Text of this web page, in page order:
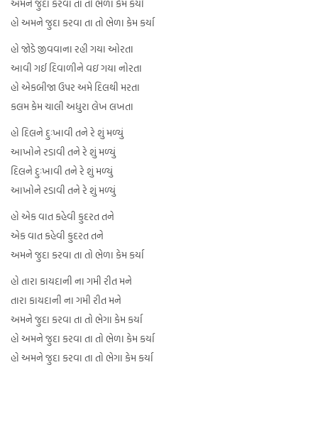
અમને જુદા કરવા તા તો ભેળા કેમ કર્યા
હો અમને જુદા કરવા તા તો ભેળા કેમ કર્યા
હો જોડે જીવવાના રહી ગયા ઓરતા
આવી ગઈ દિવાળીને વઇ ગયા નોરતા
હો એકબીજા ઉપર અમે દિલથી મરતા
કલમ કેમ ચાલી અધુરા લેખ લખતા
હો દિલને દુઃખાવી તને રે શું મળ્યું
આખોને રડાવી તને રે શું મળ્યું
દિલને દુઃખાવી તને રે શું મળ્યું
આખોને રડાવી તને રે શું મળ્યું
હો એક વાત કહેવી કુદરત તને
એક વાત કહેવી કુદરત તને
અમને જુદા કરવા તા તો ભેળા કેમ કર્યા
હો તારા કાયદાની ના ગમી રીત મને
તારા કાયદાની ના ગમી રીત મને
અમને જુદા કરવા તા તો ભેગા કેમ કર્યા
હો અમને જુદા કરવા તા તો ભેળા કેમ કર્યા
હો અમને જુદા કરવા તા તો ભેગા કેમ કર્યા